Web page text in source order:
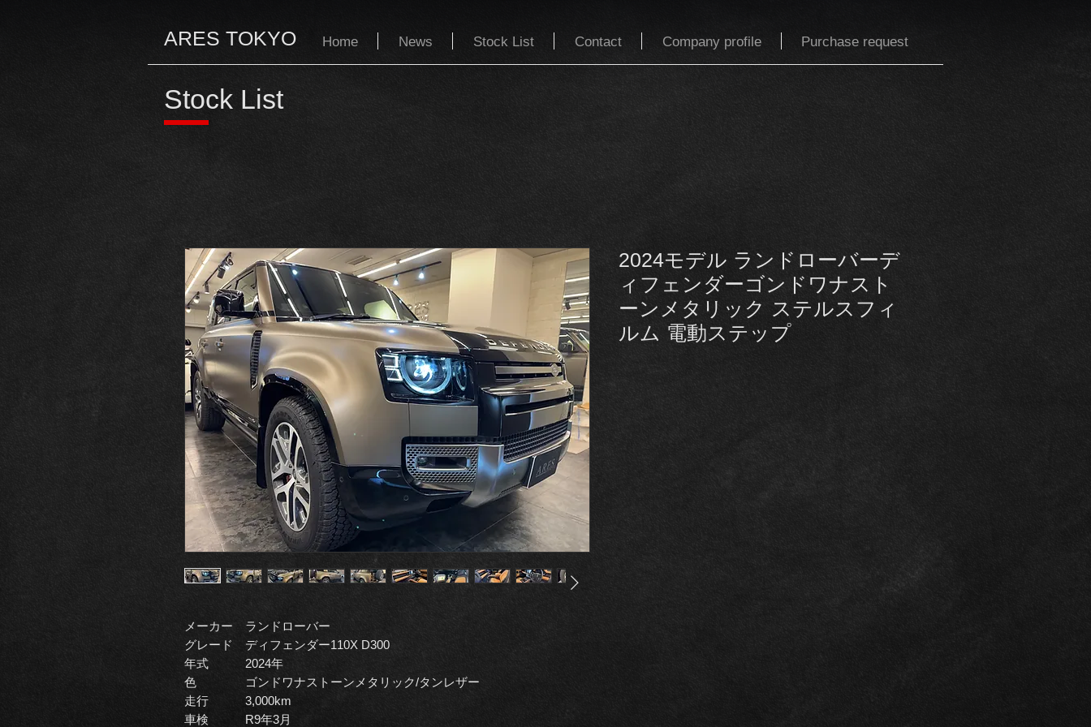
ARES TOKYO Home News Stock List Contact Company profile Purchase request
Stock List
メーカー ランドローバー
グレード ディフェンダー110X D300
年式 2024年
色 ゴンドワナストーンメタリック/タンレザー
走行 3,000km
車検 R9年3月
2024モデル ランドローバーデ
ィフェンダーゴンドワナスト
ーンメタリック ステルスフィ
ルム 電動ステップ